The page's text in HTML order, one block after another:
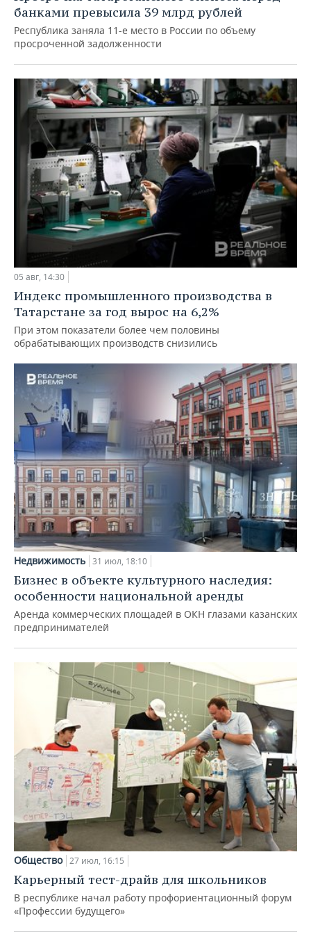
банками превысила 39 млрд рублей
Республика заняла 11-е место в России по объему
просроченной задолженности
05 авг, 14:30
Индекс промышленного производства в
Татарстане за год вырос на 6,2%
При этом показатели более чем половины
обрабатывающих производств снизились
Недвижимость 31 июл, 18:10
Бизнес в объекте культурного наследия:
особенности национальной аренды
Аренда коммерческих площадей в ОКН глазами казанских
предпринимателей
Общество 27 июл, 16:15
Карьерный тест-драйв для школьников
В республике начал работу профориентационный форум
«Профессии будущего»